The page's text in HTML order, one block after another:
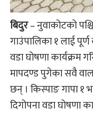
बिदुर– नुवाकोटको
गाउंपालिका १ लाई
वडा घोषणा कार्यक्रम
मापदण्ड पुगेका सवै
छन् । किस्पाङ गापा १
दिगोपना वडा घोषणा